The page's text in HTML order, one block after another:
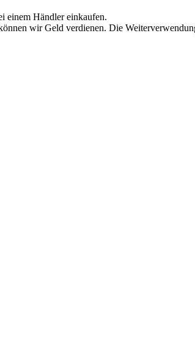
einem Händler einkaufen.
wir Geld verdienen. Die